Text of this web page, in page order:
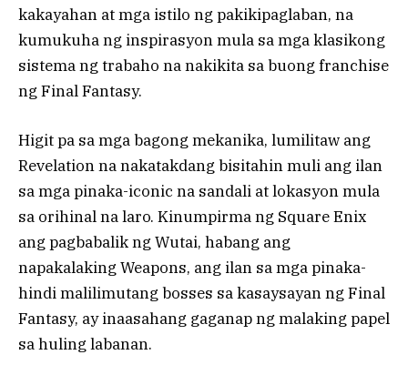
kakayahan at mga istilo ng pakikipaglaban, na
kumukuha ng inspirasyon mula sa mga klasikong
sistema ng trabaho na nakikita sa buong franchise
ng Final Fantasy.
Higit pa sa mga bagong mekanika, lumilitaw ang
Revelation na nakatakdang bisitahin muli ang ilan
sa mga pinaka-iconic na sandali at lokasyon mula
sa orihinal na laro. Kinumpirma ng Square Enix
ang pagbabalik ng Wutai, habang ang
napakalaking Weapons, ang ilan sa mga pinaka-
hindi malilimutang bosses sa kasaysayan ng Final
Fantasy, ay inaasahang gaganap ng malaking papel
sa huling labanan.